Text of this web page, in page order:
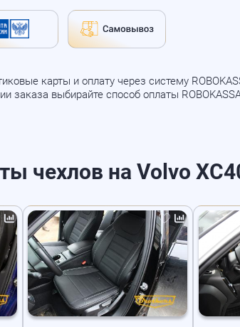
карты и оплату через систему
заказа выбирайте способ оплаты
чехлов на Volvo